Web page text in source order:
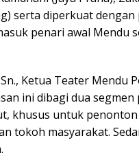
serta diperkuat dengan
penari awal Mendu
Ketua Teater Mendu
ini dibagi dua
khusus untuk
tokoh masyarakat.